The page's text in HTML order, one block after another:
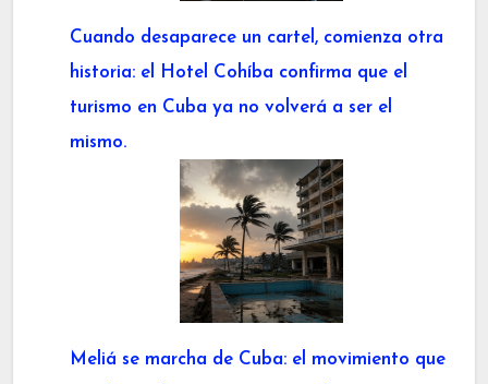
Cuando desaparece un cartel, comienza otra
historia: el Hotel Cohíba confirma que el
turismo en Cuba ya no volverá a ser el
mismo.
Meliá se marcha de Cuba: el movimiento que